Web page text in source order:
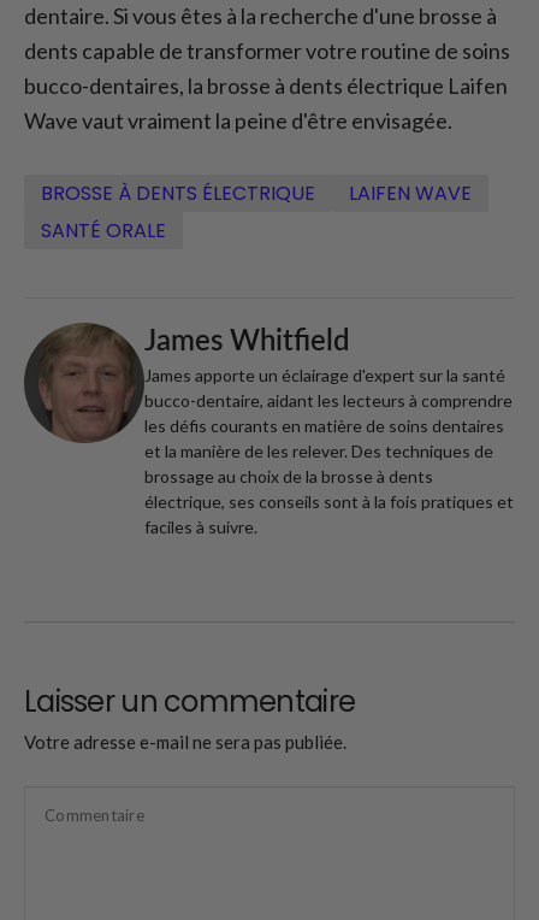
dentaire. Si vous êtes à la recherche d'une brosse à
dents capable de transformer votre routine de soins
bucco-dentaires, la brosse à dents électrique Laifen
Wave vaut vraiment la peine d'être envisagée.
BROSSE À DENTS ÉLECTRIQUE
LAIFEN WAVE
SANTÉ ORALE
James Whitfield
James apporte un éclairage d'expert sur la santé
bucco-dentaire, aidant les lecteurs à comprendre
les défis courants en matière de soins dentaires
et la manière de les relever. Des techniques de
brossage au choix de la brosse à dents
électrique, ses conseils sont à la fois pratiques et
faciles à suivre.
Laisser un commentaire
Votre adresse e-mail ne sera pas publiée.
Commentaire